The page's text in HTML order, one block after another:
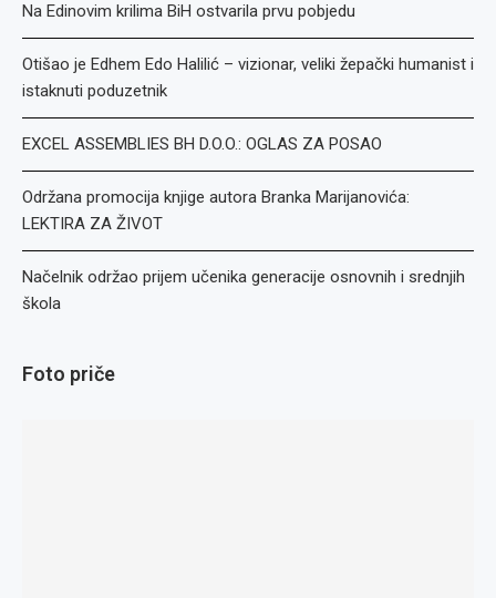
Na Edinovim krilima BiH ostvarila prvu pobjedu
Otišao je Edhem Edo Halilić – vizionar, veliki žepački humanist i
istaknuti poduzetnik
EXCEL ASSEMBLIES BH D.O.O.: OGLAS ZA POSAO
Održana promocija knjige autora Branka Marijanovića:
LEKTIRA ZA ŽIVOT
Načelnik održao prijem učenika generacije osnovnih i srednjih
škola
Foto priče